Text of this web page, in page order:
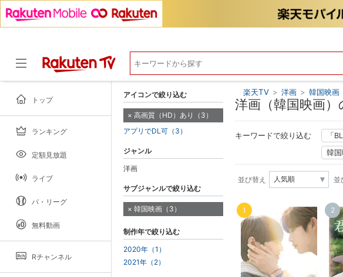
トップ
ランキング
定額見放題
ライブ
パ・リーグ
無料動画
Rチャンネル
楽天TV > 洋画 > 韓国映画
洋画（韓国映画）
キーワードで絞り込む 「
韓
並び替え
並
1 2
アイコンで絞り込む
高画質（HD）あり（3）
アプリでDL可（3）
ジャンル
洋画
サブジャンルで絞り込む
韓国映画（3）
制作年で絞り込む
2020年（1）
2021年（2）